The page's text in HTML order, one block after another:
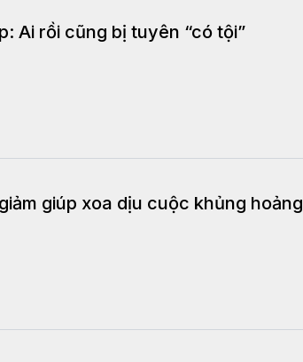
Ai rồi cũng bị tuyên “có tội”
giúp xoa dịu cuộc khủng hoảng